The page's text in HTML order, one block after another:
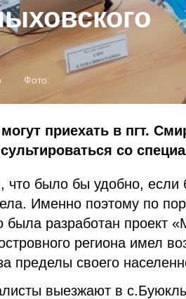
Фото:
приехать в пгт.
со
что было бы удобно, если
Именно поэтому по
была разработан проект
региона имел
пределы своего
выезжают в